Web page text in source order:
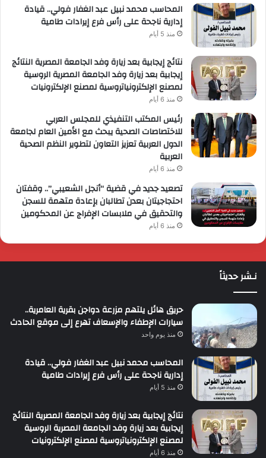
المحاسب محمد نبيل عبد الغفار فولي.. قيادة
إدارية ناجحة على رأس فرع إيرادات طامية
منذ 5 أيام
نتائج إيجابية بعد زيارة وفد الجامعة المصرية النتائج
إيجابية بعد زيارة وفد الجامعة المصرية الروسية
لمصنع الإلكترونياتروسية لمصنع الإلكترونيات
منذ 6 أيام
رئيس المكتب التنفيذي للمجلس العربي
للاختصاصات الصحية يبحث مع الأمين العام لجامعة
الدول العربية تعزيز التعاون لتطوير النظم الصحية
العربية
منذ 6 أيام
تصعيد جديد في قضية “أنجل الشعيبي”.. وقفتان
احتجاجيتان بعدن تطالبان بإعادة متهمة للسجن
والتحقيق في ملابسات الإفراج عن المحكومين
منذ 6 أيام
نـشر حديثاً
حريق هائل يلتهم مزرعة دواجن بقرية العامرية..
سيارات الإطفاء والإسعاف تهرع إلى موقع الحادث
منذ يوم واحد
المحاسب محمد نبيل عبد الغفار فولي.. قيادة
إدارية ناجحة على رأس فرع إيرادات طامية
منذ 5 أيام
نتائج إيجابية بعد زيارة وفد الجامعة المصرية النتائج
إيجابية بعد زيارة وفد الجامعة المصرية الروسية
لمصنع الإلكترونياتروسية لمصنع الإلكترونيات
منذ 6 أيام